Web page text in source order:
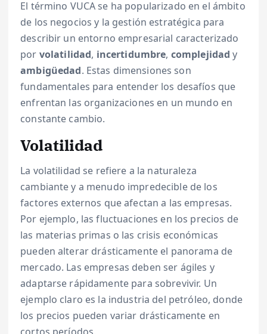
El término VUCA se ha popularizado en el ámbito
de los negocios y la gestión estratégica para
describir un entorno empresarial caracterizado
por volatilidad, incertidumbre, complejidad y
ambigüedad. Estas dimensiones son
fundamentales para entender los desafíos que
enfrentan las organizaciones en un mundo en
constante cambio.
Volatilidad
La volatilidad se refiere a la naturaleza
cambiante y a menudo impredecible de los
factores externos que afectan a las empresas.
Por ejemplo, las fluctuaciones en los precios de
las materias primas o las crisis económicas
pueden alterar drásticamente el panorama de
mercado. Las empresas deben ser ágiles y
adaptarse rápidamente para sobrevivir. Un
ejemplo claro es la industria del petróleo, donde
los precios pueden variar drásticamente en
cortos períodos.